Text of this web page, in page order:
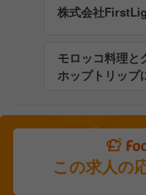
株式会社
モロッコ料理
ホップトリップ
この求人の